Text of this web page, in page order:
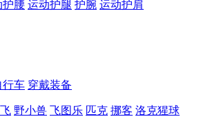
护腰 运动护腿 护腕 运动护肩
行车 穿戴装备
野小兽 飞图乐 匹克 挪客 洛克猩球